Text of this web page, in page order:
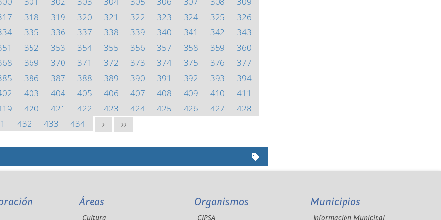
318 319 320 321 322 323 324 325
326
335 336 337 338 339 340 341 342
343
352 353 354 355 356 357 358 359
360
369 370 371 372 373 374 375 376
377
386 387 388 389 390 391 392 393
394
403 404 405 406 407 408 409 410
411
420 421 422 423 424 425 426 427
428
432 433 434 > >>
Áreas
Cultura
Organismos
CIPSA
Municipios
Información Municipal